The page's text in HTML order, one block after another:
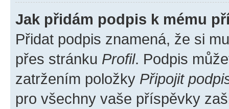
Jak přidám podpis k mému
Přidat podpis znamená, že si
přes stránku Profil. Podpis
zatržením položky Připojit
pro všechny vaše příspěvky